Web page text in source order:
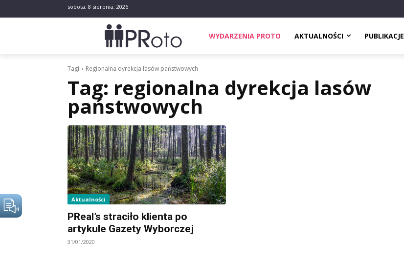
sobota, 8 sierpnia, 2026
WYDARZENIA PROTO AKTUALNOŚCI PUBLIKACJE
Tagi Regionalna dyrekcja lasów państwowych
Tag: regionalna dyrekcja lasów
państwowych
Aktualności
PReal’s straciło klienta po
artykule Gazety Wyborczej
31/01/2020